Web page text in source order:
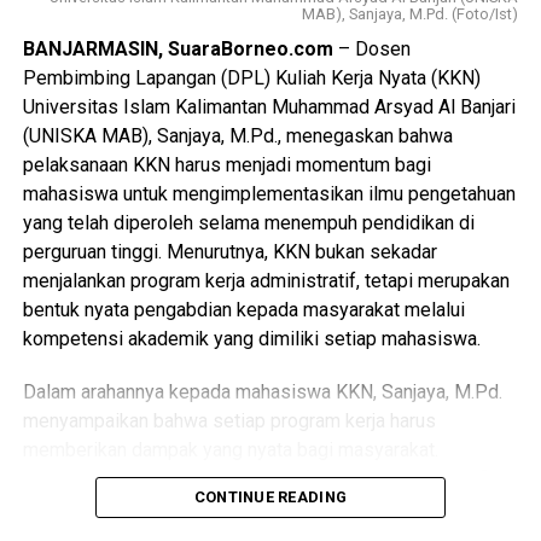
pendaftaran, baik secara daring maupun langsung,
“Insyaallah awal September kami mulai kegiatan
perkuliahan Semester Ganjil 2026/2027. Kami berharap
para calon mahasiswa yang sudah mendaftar segera
melakukan registrasi agar seluruh proses administrasi
berjalan lancar dan mereka dapat mengikuti perkuliahan
dengan baik,” katanya.
Yanuar juga menyinggung kondisi pemadaman listrik yang
belakangan terjadi di Banjarmasin. Menurutnya, gangguan
tersebut lebih berdampak pada aktivitas pelayanan dan
memasuki masa perkuliahan.
kami telah menyiapkan genset sebagai sumber listrik
cadangan. Dengan demikian, pelayanan di kampus tetap
MAB), Sanjaya, M.Pd. (Foto/Ist)
BANJARMASIN, SuaraBorneo.com – Dosen
Pembimbing Lapangan (DPL) Kuliah Kerja Nyata (KKN)
Universitas Islam Kalimantan Muhammad Arsyad Al Banjari
(UNISKA MAB), Sanjaya, M.Pd., menegaskan bahwa
pelaksanaan KKN harus menjadi momentum bagi
mahasiswa untuk mengimplementasikan ilmu pengetahuan
yang telah diperoleh selama menempuh pendidikan di
perguruan tinggi. Menurutnya, KKN bukan sekadar
menjalankan program kerja administratif, tetapi merupakan
bentuk nyata pengabdian kepada masyarakat melalui
kompetensi akademik yang dimiliki setiap mahasiswa.
Dalam arahannya kepada mahasiswa KKN, Sanjaya, M.Pd.
menyampaikan bahwa setiap program kerja harus
Mahasiswa tidak boleh hanya berfokus pada kegiatan fisik
seperti pembuatan plang nama desa, RT, atau fasilitas
CONTINUE READING